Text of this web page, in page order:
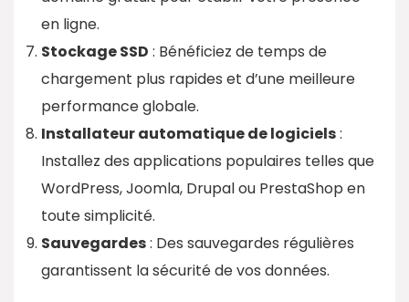
en ligne.
Stockage SSD : Bénéficiez de temps de
chargement plus rapides et d’une meilleure
performance globale.
Installateur automatique de logiciels:
Installez des applications populaires telles que
WordPress, Joomla, Drupal ou PrestaShop en
toute simplicité.
Sauvegardes: Des sauvegardes régulières
garantissent la sécurité de vos données.